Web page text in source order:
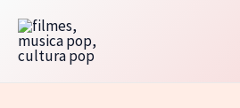
para